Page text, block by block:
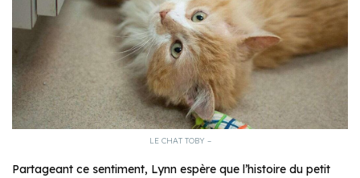
LE CHAT TOBY –
Partageant ce sentiment, Lynn espère que l’histoire du petit